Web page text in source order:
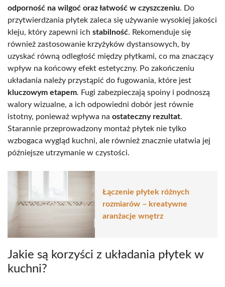
odporność na wilgoć oraz łatwość w czyszczeniu. Do
przytwierdzania płytek zaleca się używanie wysokiej jakości
kleju, który zapewni ich stabilność. Rekomenduje się
również zastosowanie krzyżyków dystansowych, by
uzyskać równą odległość między płytkami, co ma znaczący
wpływ na końcowy efekt estetyczny. Po zakończeniu
układania należy przystąpić do fugowania, które jest
kluczowym etapem. Fugi zabezpieczają spoiny i podnoszą
walory wizualne, a ich odpowiedni dobór jest równie
istotny, ponieważ wpływa na ostateczny rezultat.
Starannie przeprowadzony montaż płytek nie tylko
wzbogaca wygląd kuchni, ale również znacznie ułatwia jej
późniejsze utrzymanie w czystości.
Łączenie płytek różnych
rozmiarów – kreatywne
aranżacje wnętrz
Jakie są korzyści z układania płytek w
kuchni?